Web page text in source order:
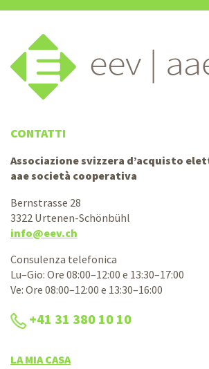
CONTATTI
Associazione svizzera d’acquisto
aae società cooperativa
Bernstrasse 28
3322 Urtenen-Schönbühl
info@eev.ch
Consulenza telefonica
Lu–Gio: Ore 08:00–12:00 e 13:30–17:00
Ve: Ore 08:00–12:00 e 13:30–16:00
+41 31 380 10 10
LA MIA CASA